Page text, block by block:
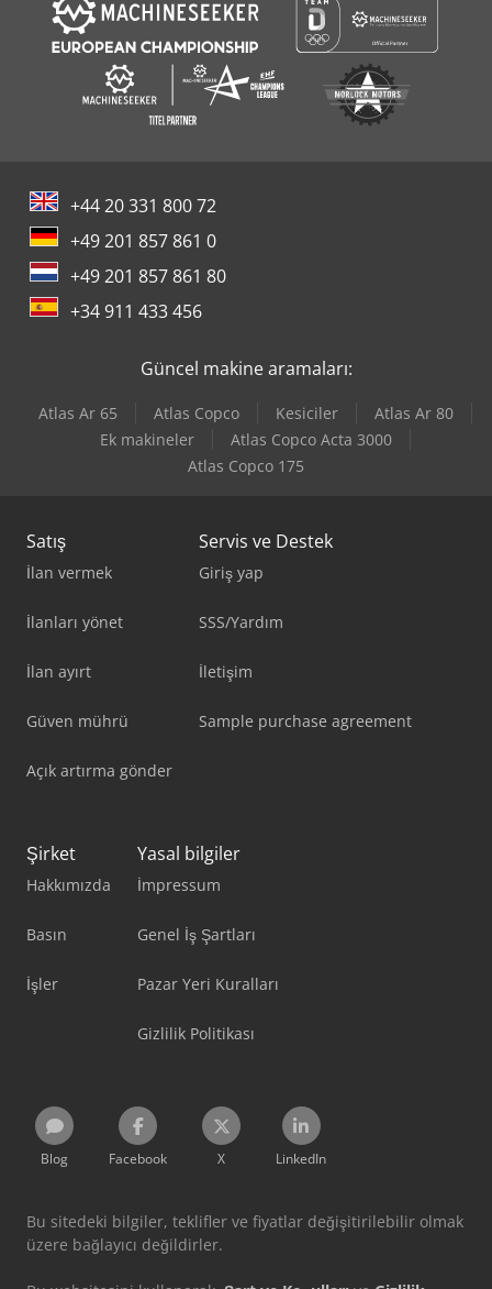
+44 20 331 800 72
+49 201 857 861 0
+49 201 857 861 80
+34 911 433 456
Güncel makine aramaları:
Atlas Ar 65 Atlas Copco Kesiciler
Atlas Ar 80
Ek makineler
Atlas Copco Acta 3000
Atlas Copco 175
Satış
İlan vermek
İlanları yönet
İlan ayırt
Güven mührü
Açık artırma gönder
Servis ve Destek
Giriş yap
SSS/Yardım
İletişim
Sample purchase agreement
Şirket
Hakkımızda
Basın
İşler
Yasal bilgiler
İmpressum
Genel İş Şartları
Pazar Yeri Kuralları
Gizlilik Politikası
Blog Facebook X LinkedIn
Bu sitedeki bilgiler, teklifler ve fiyatlar değişitirilebilir olmak
üzere bağlayıcı değildirler.